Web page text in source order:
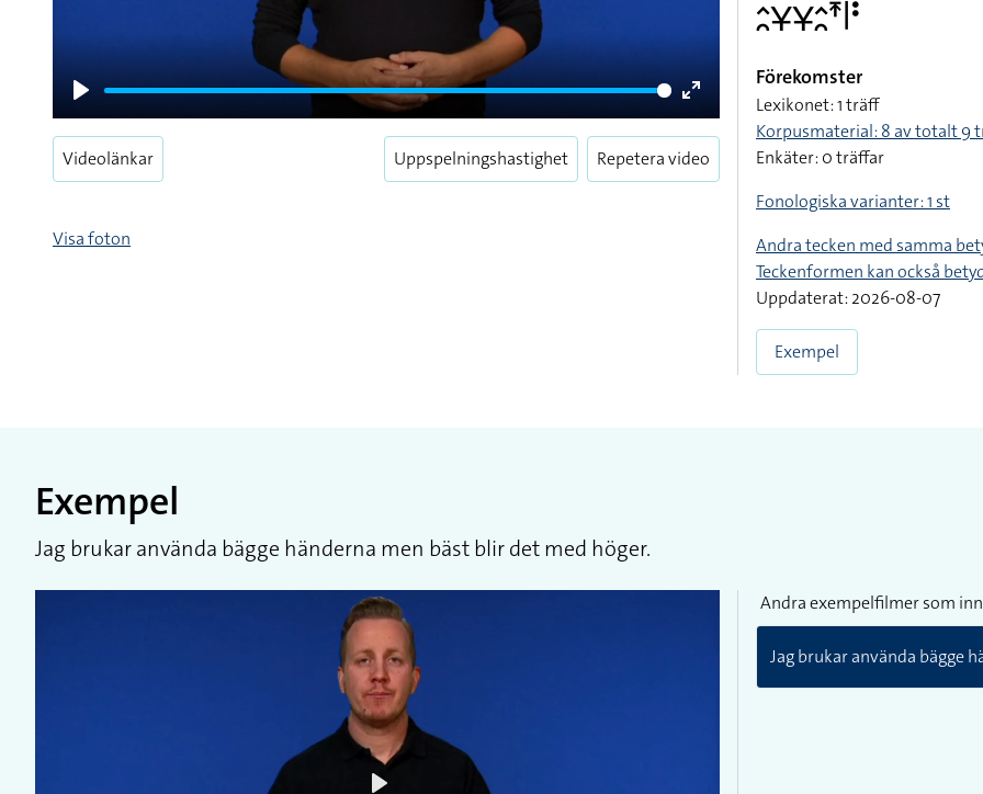
Play
Enter
fullscreen
Videolänkar Uppspelningshastighet Repetera video
Visa foton
􌤵􌥘􌥃􌥃􌤵􌥘􌥵􌥼􌥻
Förekomster
Lexikonet: 1 träff
Korpusmaterial: 8 av totalt 9
Enkäter: 0 träffar
Fonologiska varianter: 1 st
Andra tecken med samma
Teckenformen kan också
Uppdaterat: 2026-08-07
Exempel
Exempel
Jag brukar använda bägge händerna men bäst blir det med höger.
Andra exempelfilmer som
Jag brukar använda bägge